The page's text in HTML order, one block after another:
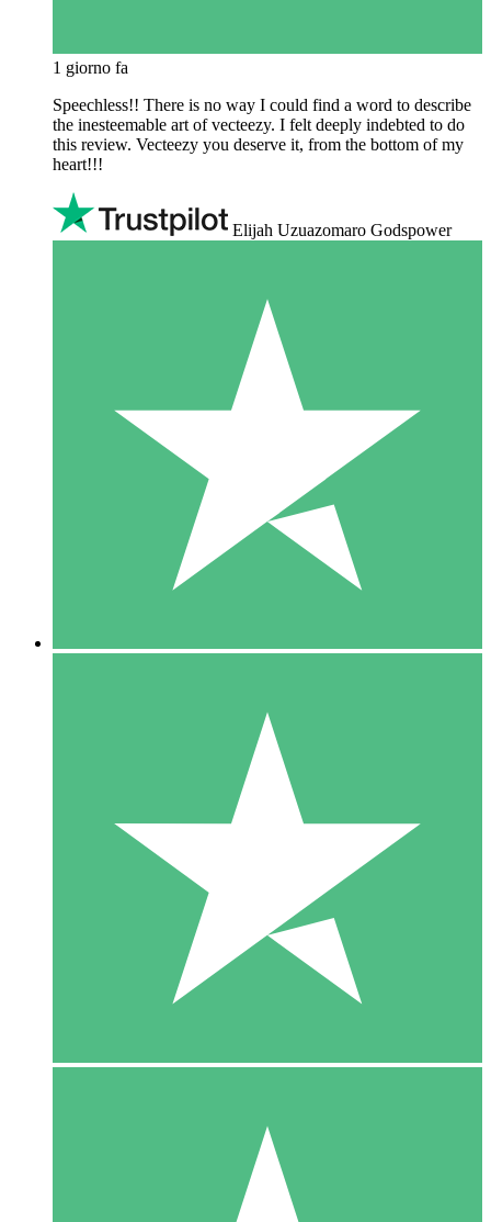
1 giorno fa
Speechless!! There is no way I could find a word to describe
the inesteemable art of vecteezy. I felt deeply indebted to do
this review. Vecteezy you deserve it, from the bottom of my
heart!!!
Elijah Uzuazomaro Godspower